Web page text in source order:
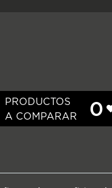
PRODUCTOS
A COMPARAR
0